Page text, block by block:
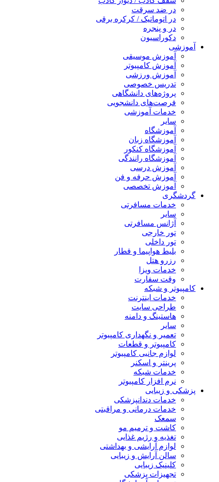
در ضد سرقت
در اتوماتیک / کرکره برقی
در و پنجره
دکوراسیون
آموزشی
آموزش موسیقی
آموزش کامپیوتر
آموزش ورزشی
تدریس خصوصی
پروژه‌های دانشگاهی
فرصت‌های دانشجویی
خدمات آموزشی
سایر
آموزشگاه
آموزشگاه زبان
آموزشگاه کنکور
آموزشگاه رانندگی
آموزش درسی
آموزش حرفه و فن
آموزش تخصصی
گردشگری
خدمات مسافرتی
سایر
آژانس مسافرتی
تور خارجی
تور داخلی
بلیط هواپیما و قطار
رزرو هتل
خدمات ویزا
وقت سفارت
کامپیوتر و شبکه
خدمات اینترنت
طراحی سایت
هاستینگ و دامنه
سایر
تعمیر و نگهداری کامپیوتر
کامپیوتر و قطعات
لوازم جانبی کامپیوتر
پرینتر و اسکنر
خدمات شبکه
نرم افزار کامپیوتر
پزشکی و زیبایی
خدمات دندانپزشکی
خدمات درمانی و مراقبتی
سمعک
کاشت و ترمیم مو
تغذیه و رژیم غذایی
لوازم آرایشی و بهداشتی
سالن آرایش و زیبایی
کلینیک زیبایی
تجهیزات پزشکی